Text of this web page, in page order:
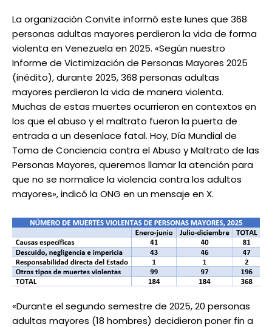
La organización Convite informó este lunes que 368
personas adultas mayores perdieron la vida de forma
violenta en Venezuela en 2025. «Según nuestro
Informe de Victimización de Personas Mayores 2025
(inédito), durante 2025, 368 personas adultas
mayores perdieron la vida de manera violenta.
Muchas de estas muertes ocurrieron en contextos en
los que el abuso y el maltrato fueron la puerta de
entrada a un desenlace fatal. Hoy, Día Mundial de
Toma de Conciencia contra el Abuso y Maltrato de las
Personas Mayores, queremos llamar la atención para
que no se normalice la violencia contra los adultos
mayores», indicó la ONG en un mensaje en X.
«Durante el segundo semestre de 2025, 20 personas
adultas mayores (18 hombres) decidieron poner fin a